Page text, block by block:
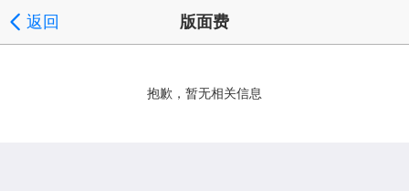
返回 版面费
抱歉，暂无相关信息